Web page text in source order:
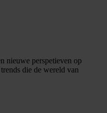
nieuwe perspetieven op
die de wereld van